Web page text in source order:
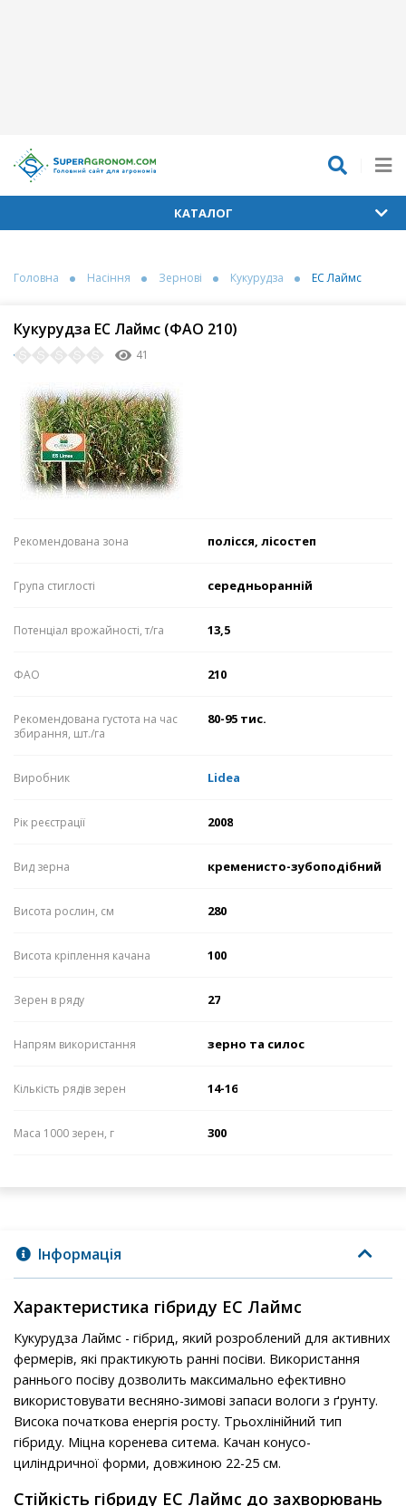
КАТАЛОГ
Головна Насіння Зернові Кукурудза ЕС Лаймс
Кукурудза ЕС Лаймс (ФАО 210)
41
Рекомендована зона полісся, лісостеп
Група стиглості середньоранній
Потенціал врожайності, т/га 13,5
ФАО 210
Рекомендована густота на час
збирання, шт./га
80-95 тис.
Виробник Lidea
Рік реєстрації 2008
Вид зерна кременисто-зубоподібний
Висота рослин, см 280
Висота кріплення качана 100
Зерен в ряду 27
Напрям використання зерно та силос
Кількість рядів зерен 14-16
Маса 1000 зерен, г 300
Інформація
Характеристика гібриду ЕС Лаймс
Кукурудза Лаймс - гібрид, який розроблений для активних
фермерів, які практикують ранні посіви. Використання
раннього посіву дозволить максимально ефективно
використовувати весняно-зимові запаси вологи з ґрунту.
Висока початкова енергія росту. Трьохлінійний тип
гібриду. Міцна коренева ситема. Качан конусо-
циліндричної форми, довжиною 22-25 см.
Стійкість гібриду ЕС Лаймс до захворювань